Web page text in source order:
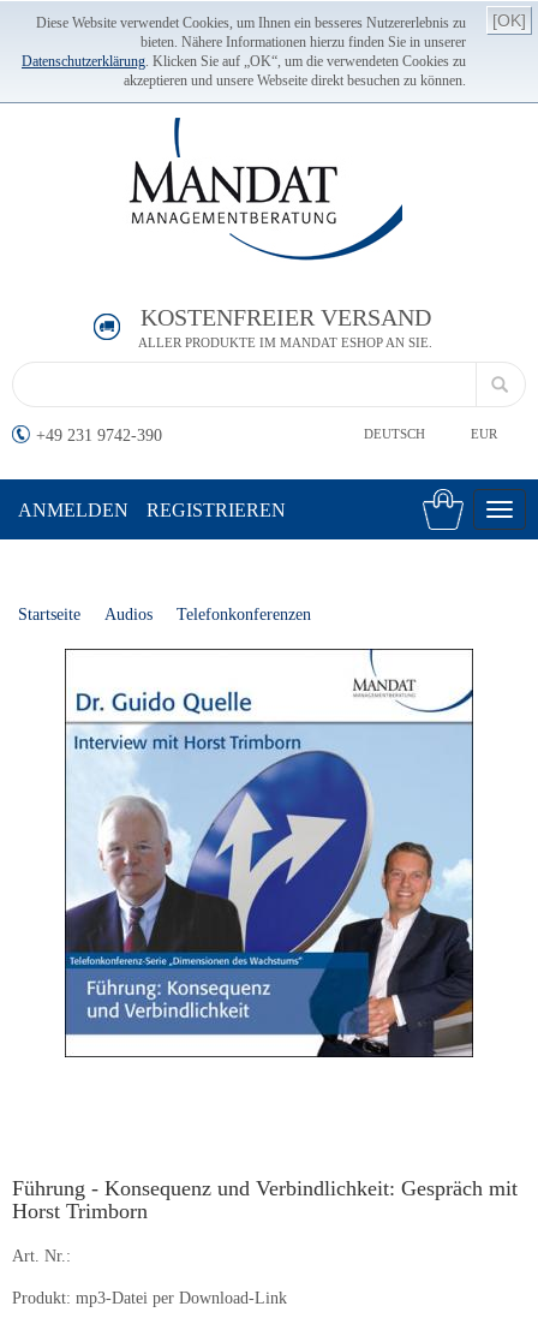
Diese Website verwendet Cookies, um Ihnen ein besseres Nutzererlebnis zu
bieten. Nähere Informationen hierzu finden Sie in unserer
Datenschutzerklärung. Klicken Sie auf „OK“, um die verwendeten Cookies zu
akzeptieren und unsere Webseite direkt besuchen zu können.
[OK]
KOSTENFREIER VERSAND
ALLER PRODUKTE IM MANDAT ESHOP AN SIE.
+49 231 9742-390 DEUTSCH EUR
ANMELDEN REGISTRIEREN
Startseite Audios Telefonkonferenzen
Führung - Konsequenz und Verbindlichkeit: Gespräch mit
Horst Trimborn
Art. Nr.:
Produkt: mp3-Datei per Download-Link